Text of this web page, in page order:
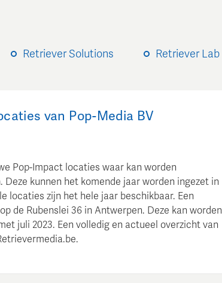
Retriever Solutions Retriever Lab
van Pop-Media BV
Pop-Impact locaties waar kan worden
Deze kunnen het komende jaar worden ingezet in
locaties zijn het hele jaar beschikbaar. Een
de Rubenslei 36 in Antwerpen. Deze kan worden
juli 2023. Een volledig en actueel overzicht van